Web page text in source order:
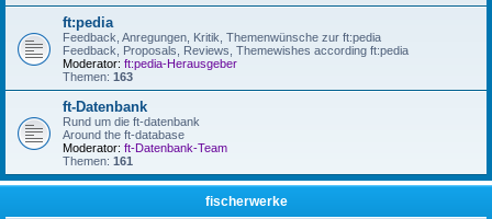
ft:pedia
Feedback, Anregungen, Kritik, Themenwünsche zur ft:pedia
Feedback, Proposals, Reviews, Themewishes according ft:pedia
Moderator: ft:pedia-Herausgeber
Themen: 163
ft-Datenbank
Rund um die ft-datenbank
Around the ft-database
Moderator: ft-Datenbank-Team
Themen: 161
fischerwerke